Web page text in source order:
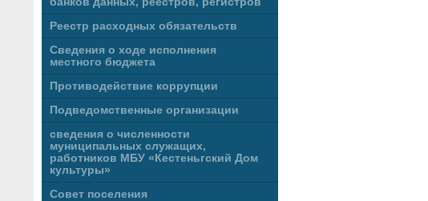
Реестр расходных обязательств
Сведения о ходе исполнения
местного бюджета
Противодействие коррупции
Подведомственные организации
сведения о численности
муниципальных служащих,
работников МБУ «Кестеньгский Дом
культуры»
Совет поселения